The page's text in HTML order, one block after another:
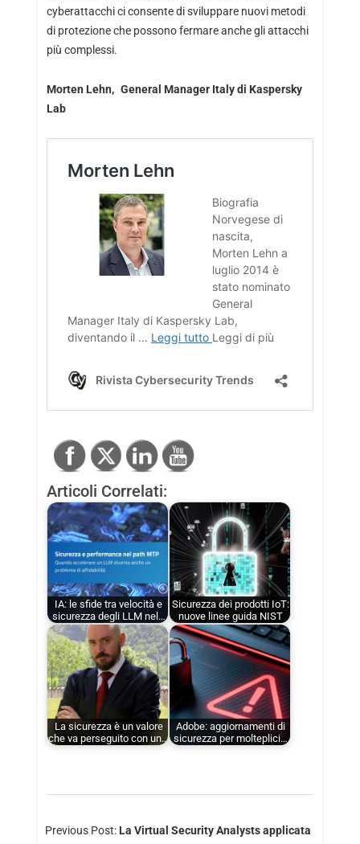
cyberattacchi ci consente di sviluppare nuovi metodi
di protezione che possono fermare anche gli attacchi
più complessi.
Morten Lehn, General Manager Italy di Kaspersky
Lab
Articoli Correlati:
IA: le sfide tra velocità e
sicurezza degli LLM nel…
Sicurezza dei prodotti IoT:
nuove linee guida NIST
La sicurezza è un valore
che va perseguito con un…
Adobe: aggiornamenti di
sicurezza per molteplici…
Previous Post: La Virtual Security Analysts applicata